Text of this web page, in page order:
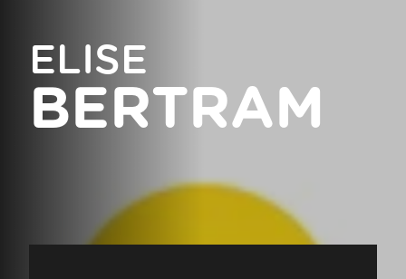
ELISE
BERTRAM